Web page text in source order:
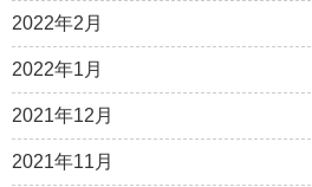
2022年2月
2022年1月
2021年12月
2021年11月